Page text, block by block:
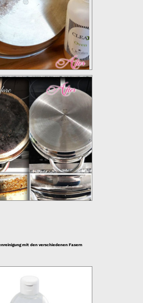
mit den verschiedenen Fasern